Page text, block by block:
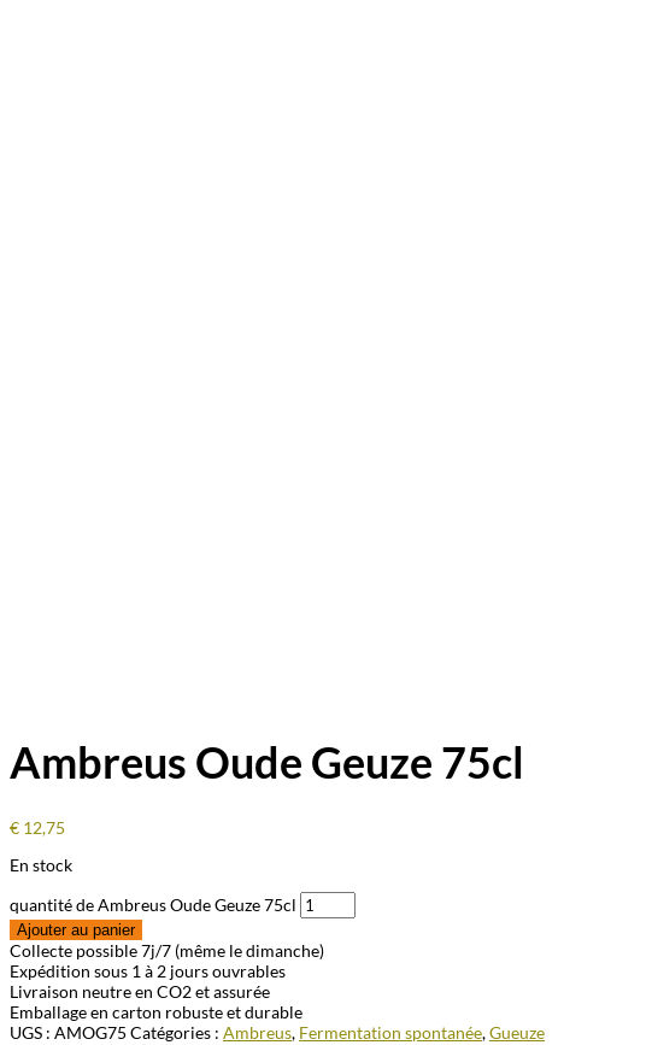
Ambreus Oude Geuze 75cl
€ 12,75
En stock
quantité de Ambreus Oude Geuze 75cl
Ajouter au panier
Collecte possible 7j/7 (même le dimanche)
Expédition sous 1 à 2 jours ouvrables
Livraison neutre en CO2 et assurée
Emballage en carton robuste et durable
UGS : AMOG75 Catégories : Ambreus, Fermentation spontanée,Gueuze